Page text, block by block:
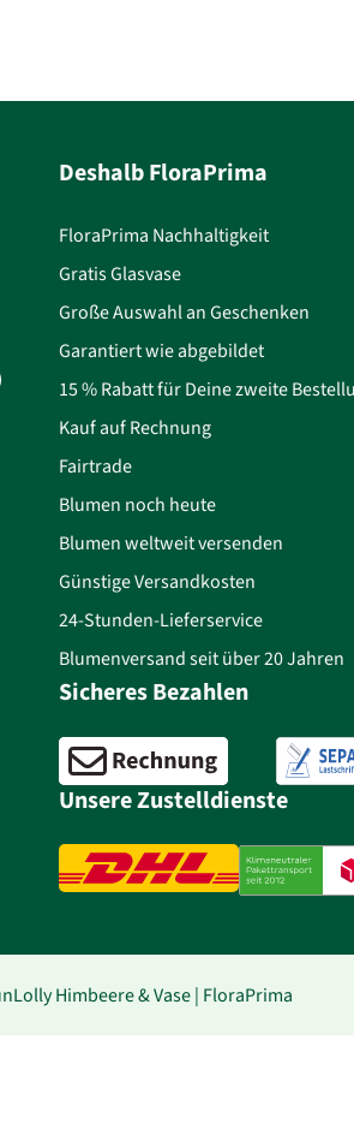
Deshalb FloraPrima
FloraPrima Nachhaltigkeit
Gratis Glasvase
Große Auswahl an Geschenken
Garantiert wie abgebildet
15 % Rabatt für Deine zweite
Kauf auf Rechnung
Fairtrade
Blumen noch heute
Blumen weltweit versenden
Günstige Versandkosten
24-Stunden-Lieferservice
Blumenversand seit über 20 Jahren
Sicheres Bezahlen
Unsere Zustelldienste
Himbeere & Vase | FloraPrima